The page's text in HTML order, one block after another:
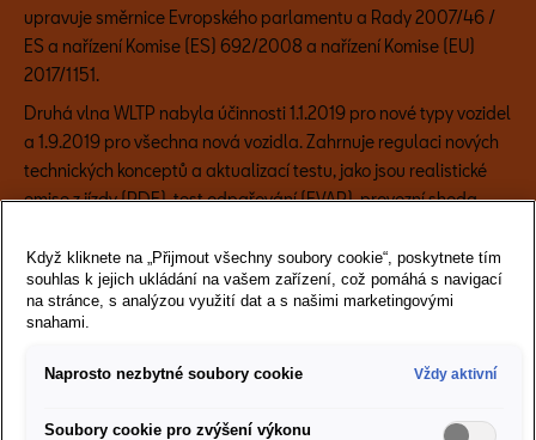
upravuje směrnice Evropského parlamentu a Rady 2007/46 /
ES a nařízení Komise (ES) 692/2008 a nařízení Komise (EU)
2017/1151.
Druhá vlna WLTP nabyla účinnosti 1.1.2019 pro nové typy vozidel
a 1.9.2019 pro všechna nová vozidla. Zahrnuje regulaci nových
technických konceptů a aktualizací testu, jako jsou realistické
emise z jízdy (RDE), test odpařování (EVAP), provozní shoda
tomto dokumentu, stejně jako další relevantní informace o tom,
co WLTP zahrnuje.
Tři hlavní faktory
Když kliknete na „Přijmout všechny soubory cookie“, poskytnete tím
souhlas k jejich ukládání na vašem zařízení, což pomáhá s navigací
na stránce, s analýzou využití dat a s našimi marketingovými
snahami.
Naprosto nezbytné soubory cookie Vždy aktivní
Soubory cookie pro zvýšení výkonu